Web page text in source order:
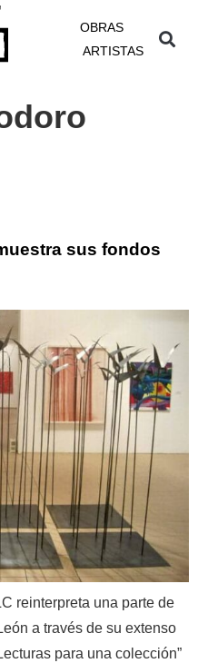
OBRAS
ARTISTAS
sus fondos
reinterpreta una parte de
a través de su extenso
para una colección”